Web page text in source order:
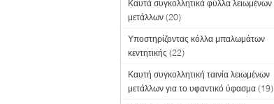
Καυτά συγκολλητικά φύλλα λειωμένων
μετάλλων (20)
Υποστηρίζοντας κόλλα μπαλωμάτων
κεντητικής (22)
Καυτή συγκολλητική ταινία λειωμένων
μετάλλων για το υφαντικό ύφασμα (19)